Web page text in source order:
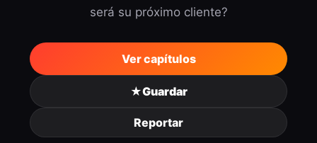
será su próximo cliente?
Ver capítulos
★Guardar
Reportar